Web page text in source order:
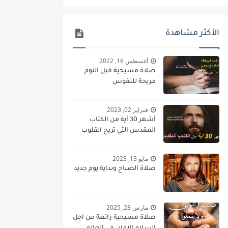
الأكثر مشاهدة
أغسطس 16, 2022
صلاة مسيحية قبل النوم
مريحة للنفوس
فبراير 02, 2023
أشهر 30 آية من الكتاب
المقدس التي تريح القلوب
مايو 13, 2023
صلاة الصباح وبداية يوم جديد
مارس 28, 2025
صلاة مسيحية رائعة من اجل